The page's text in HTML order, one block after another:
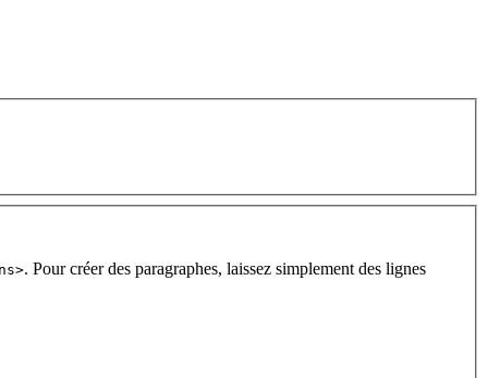
. Pour créer des paragraphes, laissez simplement des lignes